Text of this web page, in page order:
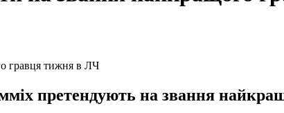
претендують на звання